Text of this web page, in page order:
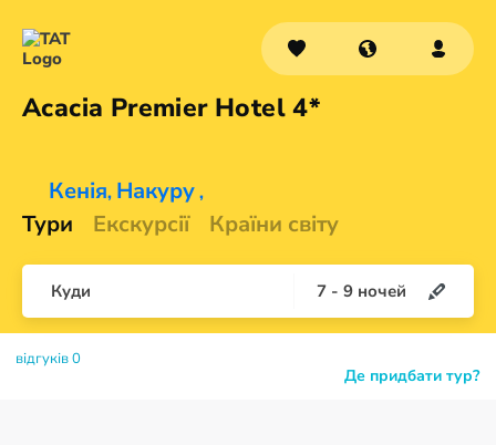
Acacia Premier Hotel 4*
Кенія, Накуру ,
Тури Екскурсії Країни світу
Куди 7 - 9 ночей
Де придбати тур?
відгуків 0